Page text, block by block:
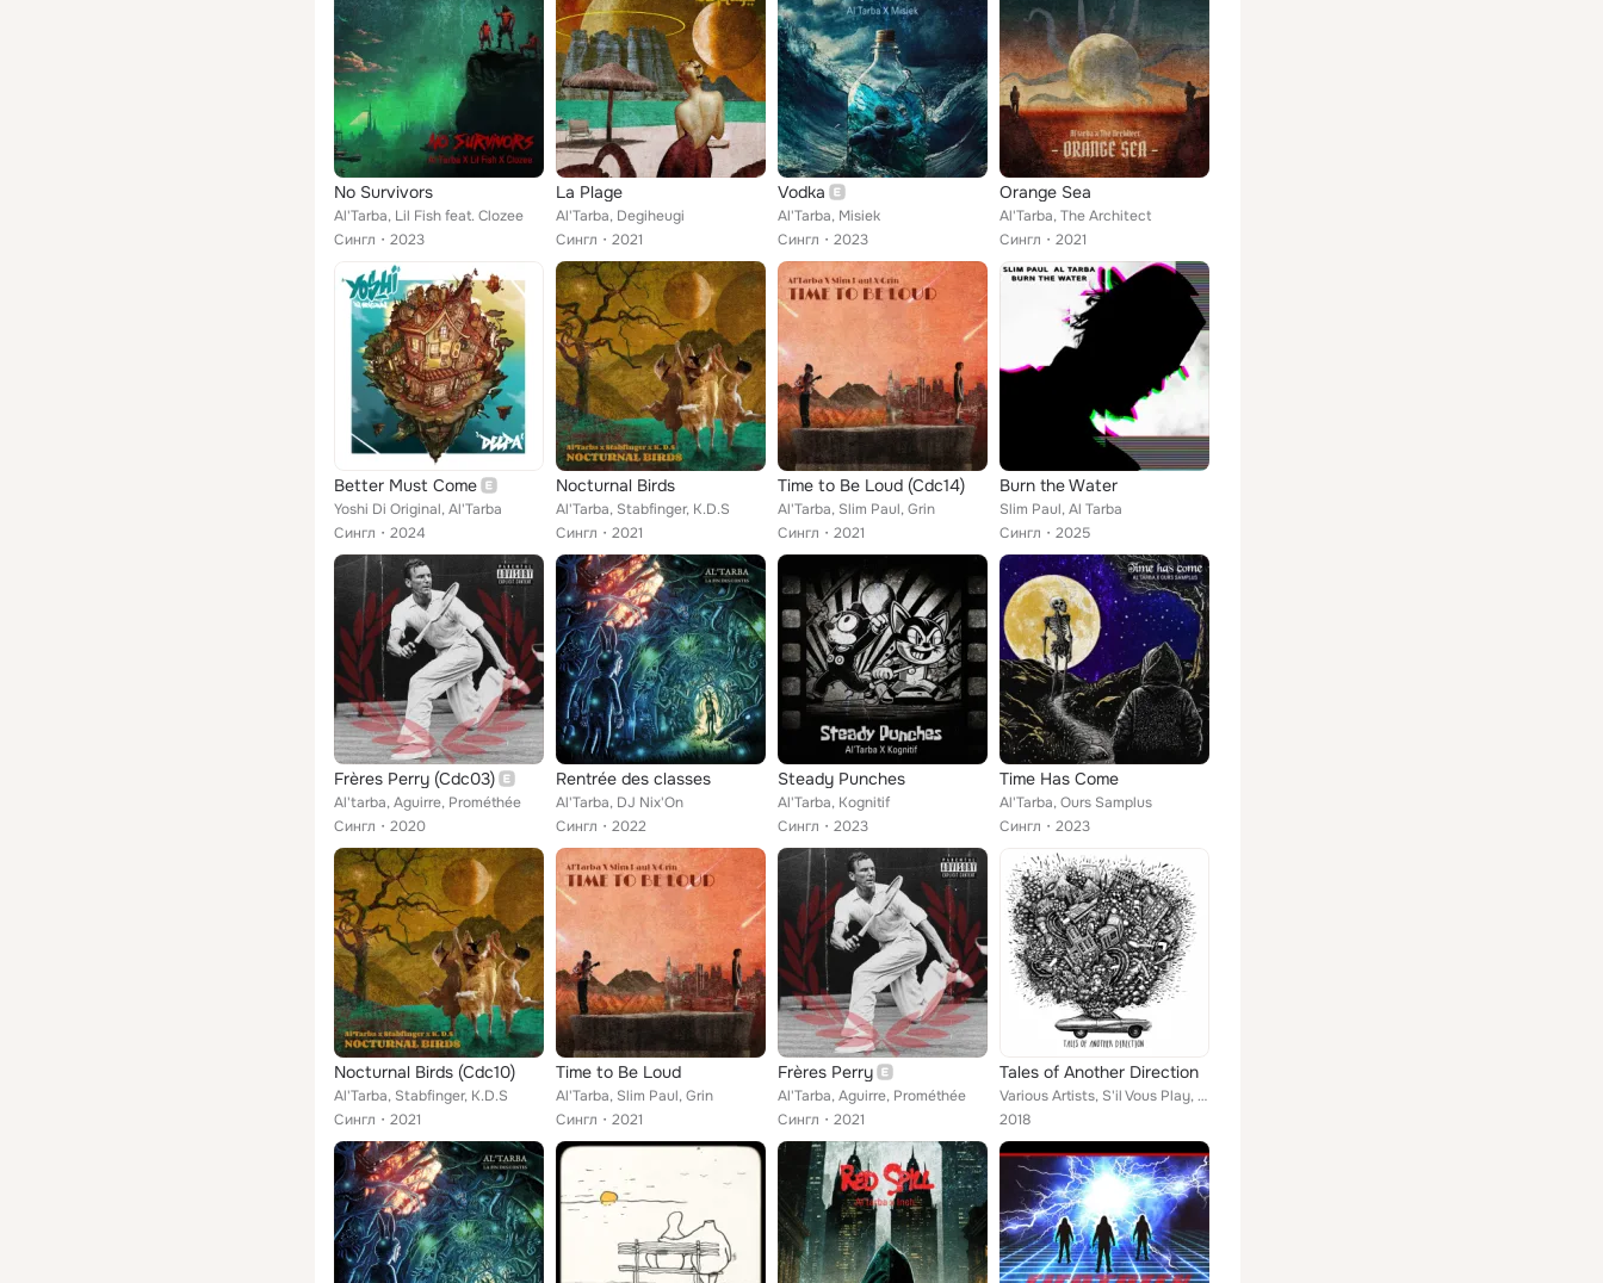
No Survivors
Al'Tarba, Lil Fish feat. Clozee
Сингл
2023
La Plage
Al'Tarba, Degiheugi
Сингл
2021
Vodka
Al'Tarba, Misiek
Сингл
2023
Orange Sea
Al'Tarba, The Architect
Сингл
2021
Better Must Come
Yoshi Di Original, Al'Tarba
Сингл
2024
Nocturnal Birds
Al'Tarba, Stabfinger, K.D.S
Сингл
2021
Time to Be Loud (Cdc14)
Al'Tarba, Slim Paul, Grin
Сингл
2021
Burn the Water
Slim Paul, Al Tarba
Сингл
2025
Frères Perry (Cdc03)
Al'tarba, Aguirre, Prométhée
Сингл
2020
Rentrée des classes
Al'Tarba, DJ Nix'On
Сингл
2022
Steady Punches
Al'Tarba, Kognitif
Сингл
2023
Time Has Come
Al'Tarba, Ours Samplus
Сингл
2023
Nocturnal Birds (Cdc10)
Al'Tarba, Stabfinger, K.D.S
Сингл
2021
Time to Be Loud
Al'Tarba, Slim Paul, Grin
Сингл
2021
Frères Perry
Al'Tarba, Aguirre, Prométhée
Сингл
2021
Tales of Another Direction
Various Artists, S'il Vous Play, Savages, Renegades Of Jazz, Kognitif, Al'Tarba, The Crows, SomehowArt, Madball Scientists, Q Fu...
2018